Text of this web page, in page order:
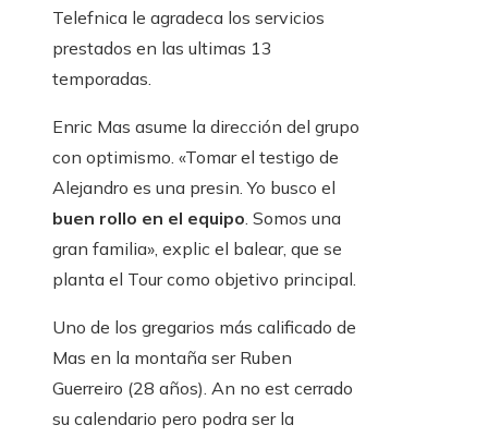
Telefnica le agradeca los servicios
prestados en las ultimas 13
temporadas.
Enric Mas asume la dirección del grupo
con optimismo. «Tomar el testigo de
Alejandro es una presin. Yo busco el
buen rollo en el equipo. Somos una
gran familia», explic el balear, que se
planta el Tour como objetivo principal.
Uno de los gregarios más calificado de
Mas en la montaña ser Ruben
Guerreiro (28 años). An no est cerrado
su calendario pero podra ser la